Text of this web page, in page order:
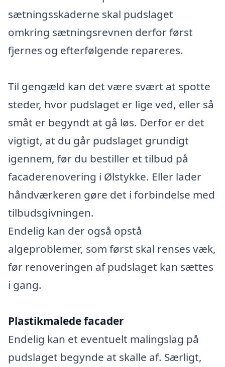
sætningsskaderne skal pudslaget
omkring sætningsrevnen derfor først
fjernes og efterfølgende repareres.
Til gengæld kan det være svært at spotte
steder, hvor pudslaget er lige ved, eller så
småt er begyndt at gå løs. Derfor er det
vigtigt, at du går pudslaget grundigt
igennem, før du bestiller et tilbud på
facaderenovering i Ølstykke. Eller lader
håndværkeren gøre det i forbindelse med
tilbudsgivningen.
Endelig kan der også opstå
algeproblemer, som først skal renses væk,
før renoveringen af pudslaget kan sættes
i gang.
Plastikmalede facader
Endelig kan et eventuelt malingslag på
pudslaget begynde at skalle af. Særligt,